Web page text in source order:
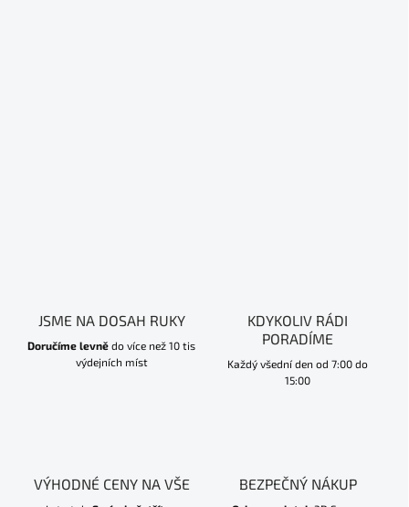
JSME NA DOSAH RUKY
Doručíme levně do více než 10 tis
výdejních míst
KDYKOLIV RÁDI
PORADÍME
Každý všední den od 7:00 do
15:00
VÝHODNÉ CENY NA VŠE BEZPEČNÝ NÁKUP